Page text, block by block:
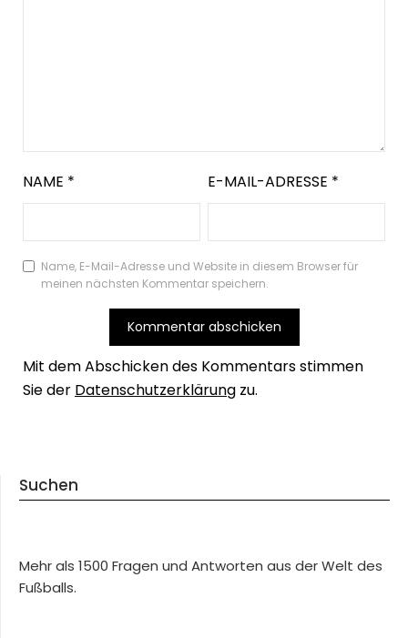
NAME * E-MAIL-ADRESSE *
Name, E-Mail-Adresse und Website in diesem Browser für
meinen nächsten Kommentar speichern.
Mit dem Abschicken des Kommentars stimmen
Sie der Datenschutzerklärung zu.
Suchen
Mehr als 1500 Fragen und Antworten aus der Welt des
Fußballs.